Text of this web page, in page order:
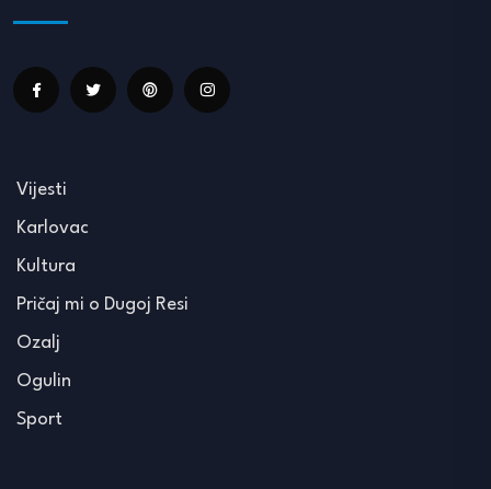
Vijesti
Karlovac
Kultura
Pričaj mi o Dugoj Resi
Ozalj
Ogulin
Sport